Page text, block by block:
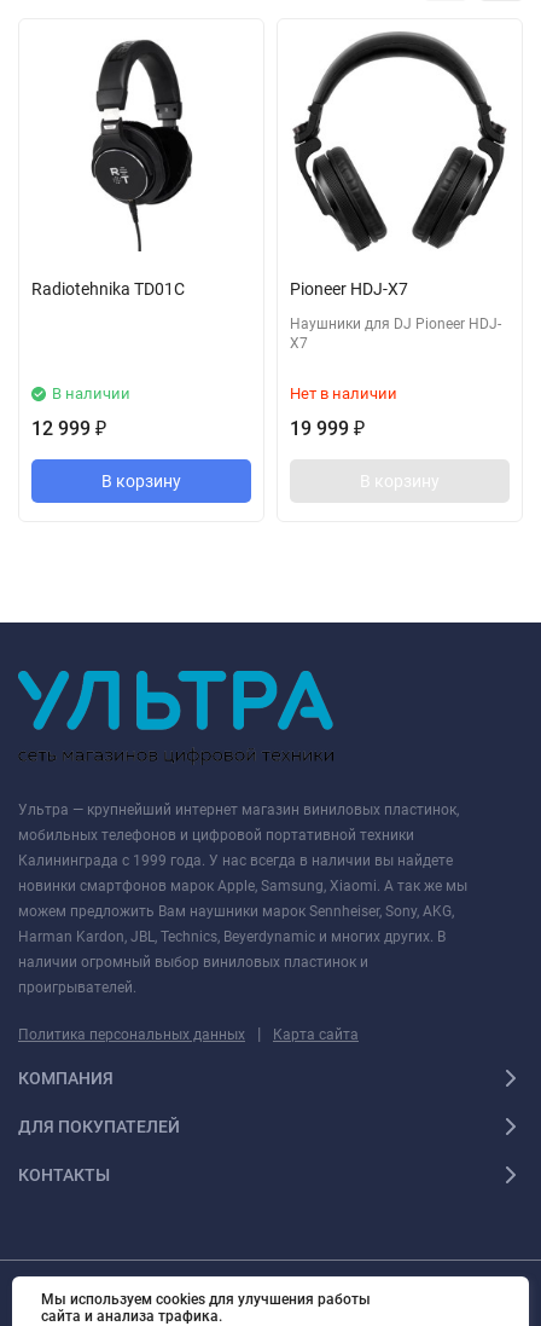
Radiotehnika TD01C
В наличии
12 999 ₽
В корзину
Pioneer HDJ-X7
Наушники для DJ Pioneer HDJ-
X7
Нет в наличии
19 999 ₽
В корзину
Ультра — крупнейший интернет магазин виниловых пластинок,
мобильных телефонов и цифровой портативной техники
Калининграда с 1999 года. У нас всегда в наличии вы найдете
новинки смартфонов марок Apple, Samsung, Xiaomi. А так же мы
можем предложить Вам наушники марок Sennheiser, Sony, AKG,
Harman Kardon, JBL, Technics, Beyerdynamic и многих других. В
наличии огромный выбор виниловых пластинок и
проигрывателей.
Политика персональных данных | Карта сайта
КОМПАНИЯ
ДЛЯ ПОКУПАТЕЛЕЙ
КОНТАКТЫ
© 2010 - 2026 Ультра Все права защищены Ультра - Калининградский
Мы используем cookies для улучшения работы
сайта и анализа трафика.